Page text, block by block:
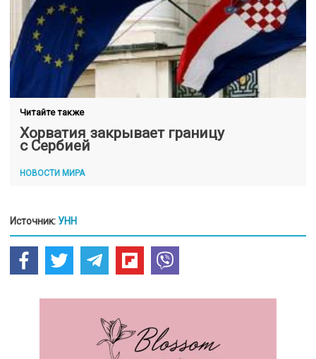
Читайте также
Хорватия закрывает границу
с Сербией
НОВОСТИ МИРА
Источник:УНН